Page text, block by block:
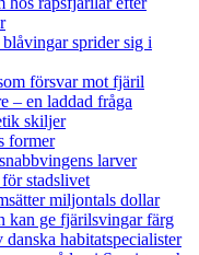
sprider sig i
försvar mot fjäril
– en laddad fråga
skiljer
former
larver
stadslivet
miljontals dollar
kan ge fjärilsvingar färg
habitatspecialister